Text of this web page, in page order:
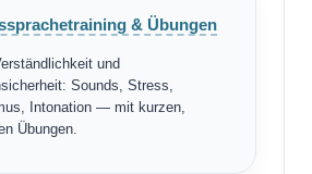
& Übungen
und
Sounds, Stress,
Intonation — mit kurzen,
Übungen.